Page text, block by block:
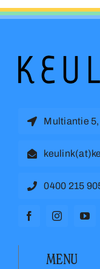
Multiantie
0400 215
MENU